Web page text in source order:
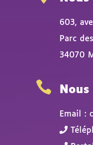
603,
Parc
34070

Email :